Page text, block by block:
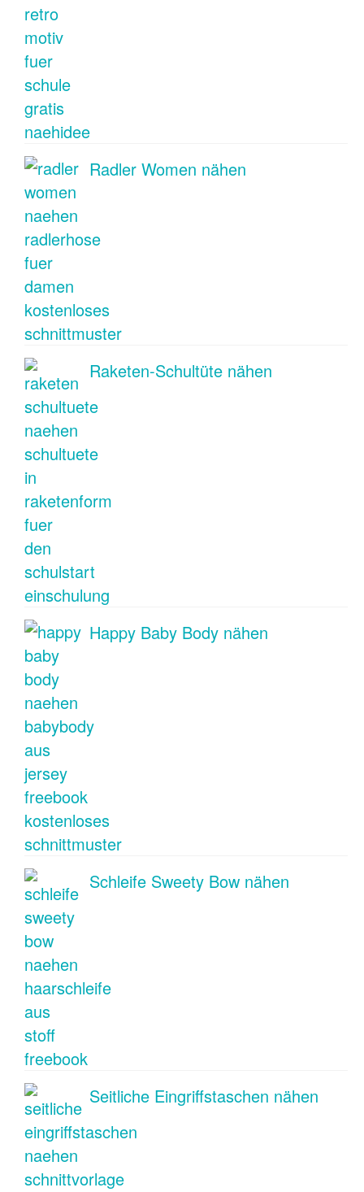
Radler Women nähen
Raketen-Schultüte nähen
Happy Baby Body nähen
Schleife Sweety Bow nähen
Seitliche Eingriffstaschen nähen